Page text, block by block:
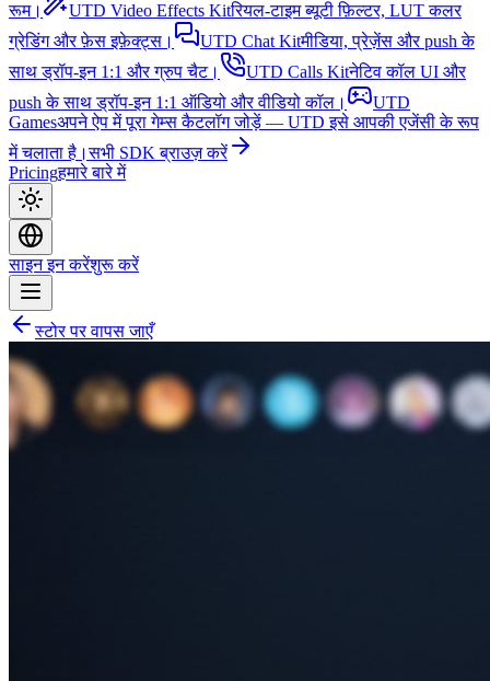
रूम।
UTD Video Effects Kitरियल-टाइम ब्यूटी फ़िल्टर, LUT कलर
ग्रेडिंग और फ़ेस इफ़ेक्ट्स।
UTD Chat Kitमीडिया, प्रेज़ेंस और push के
साथ ड्रॉप-इन 1:1 और ग्रुप चैट।
UTD Calls Kitनेटिव कॉल UI और
push के साथ ड्रॉप-इन 1:1 ऑडियो और वीडियो कॉल।
UTD
Gamesअपने ऐप में पूरा गेम्स कैटलॉग जोड़ें — UTD इसे आपकी एजेंसी के रूप
में चलाता है।सभी SDK ब्राउज़ करें
Pricingहमारे बारे में
साइन इन करेंशुरू करें
स्टोर पर वापस जाएँ